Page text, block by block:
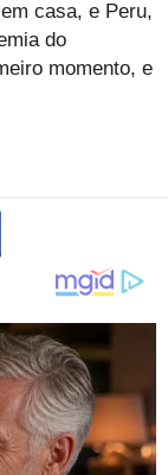
casa, e Peru,
do
momento, e